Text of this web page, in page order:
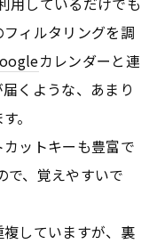
ィルタリングを調
カレンダーと連
くような、あまり
。
ットキーも豊富で
で、覚えやすいで
していますが、裏